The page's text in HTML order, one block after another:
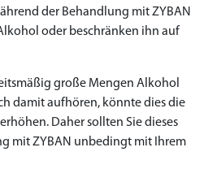
der Behandlung mit ZYBAN
oder beschränken ihn auf
große Mengen Alkohol
damit aufhören, könnte dies die
Daher sollten Sie dieses
mit ZYBAN unbedingt mit Ihrem